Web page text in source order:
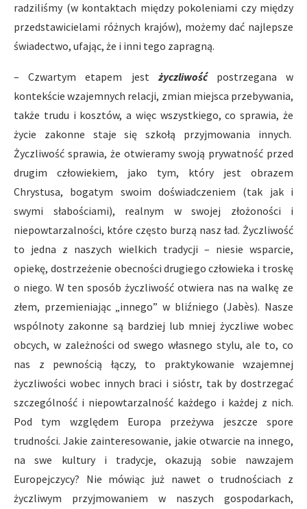
radziliśmy (w kontaktach między pokoleniami czy między
przedstawicielami różnych krajów), możemy dać najlepsze
świadectwo, ufając, że i inni tego zapragną.
– Czwartym etapem jest życzliwość postrzegana w
kontekście wzajemnych relacji, zmian miejsca przebywania,
także trudu i kosztów, a więc wszystkiego, co sprawia, że
życie zakonne staje się szkołą przyjmowania innych.
Życzliwość sprawia, że otwieramy swoją prywatność przed
drugim człowiekiem, jako tym, który jest obrazem
Chrystusa, bogatym swoim doświadczeniem (tak jak i
swymi słabościami), realnym w swojej złożoności i
niepowtarzalności, które często burzą nasz ład. Życzliwość
to jedna z naszych wielkich tradycji – niesie wsparcie,
opiekę, dostrzeżenie obecności drugiego człowieka i troskę
o niego. W ten sposób życzliwość otwiera nas na walkę ze
złem, przemieniając „innego” w bliźniego (Jabès). Nasze
wspólnoty zakonne są bardziej lub mniej życzliwe wobec
obcych, w zależności od swego własnego stylu, ale to, co
nas z pewnością łączy, to praktykowanie wzajemnej
życzliwości wobec innych braci i sióstr, tak by dostrzegać
szczególność i niepowtarzalność każdego i każdej z nich.
Pod tym względem Europa przeżywa jeszcze spore
trudności. Jakie zainteresowanie, jakie otwarcie na innego,
na swe kultury i tradycje, okazują sobie nawzajem
Europejczycy? Nie mówiąc już nawet o trudnościach z
życzliwym przyjmowaniem w naszych gospodarkach,